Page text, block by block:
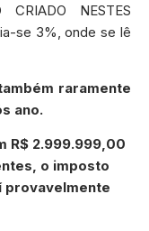
NESTES
se 3%, onde se lê
raramente
ano.
R$ 2.999.999,00
o imposto
provavelmente